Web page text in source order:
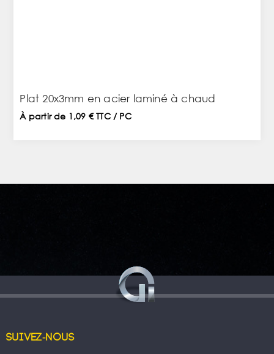
Plat 20x3mm en acier laminé à chaud
À partir de 1,09 € TTC / PC
Suivez-nous